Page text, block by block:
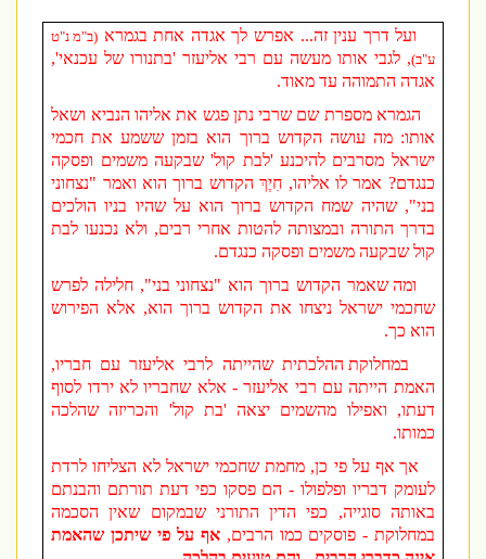
ועל דרך ענין זה... אפרש לך אגדה אחת בגמרא(ב"מ נ"ט
ע"ב), לגבי אותו מעשה עם רבי אליעזר 'בתנורו של עכנאי',
אגדה התמוהה עד מאוד.
הגמרא מספרת שם שרבי נתן פגש את אליהו הנביא ושאל
אותו: מה עושה הקדוש ברוך הוא בזמן ששמע את חכמי
ישראל מסרבים להיכנע 'לבת קול' שבקעה משמים ופסקה
כנגדם? אמר לו אליהו, חִיֶךְ הקדוש ברוך הוא ואמר "נצחוני
בני", שהיה שמח הקדוש ברוך הוא על שהיו בניו הולכים
בדרך התורה ובמצותה להטות אחרי רבים, ולא נכנעו לבת
קול שבקעה משמים ופסקה כנגדם.
ומה שאמר הקדוש ברוך הוא "נצחוני בני", חלילה לפרש
שחכמי ישראל ניצחו את הקדוש ברוך הוא, אלא הפירוש
הוא כך.
במחלוקת ההלכתית שהייתה לרבי אליעזר עם חבריו,
האמת הייתה עם רבי אליעזר - אלא שחבריו לא ירדו לסוף
דעתו, ואפילו מהשמים יצאה 'בת קול' והכריזה שהלכה
כמותו.
אך אף על פי כן, מחמת שחכמי ישראל לא הצליחו לרדת
לעומק דבריו ופלפולו - הם פסקו כפי דעת תורתם והבנתם
באותה סוגייה, כפי הדין התורני שבמקום שאין הסכמה
במחלוקת - פוסקים כמו הרבים,אף על פי שיתכן שהאמת